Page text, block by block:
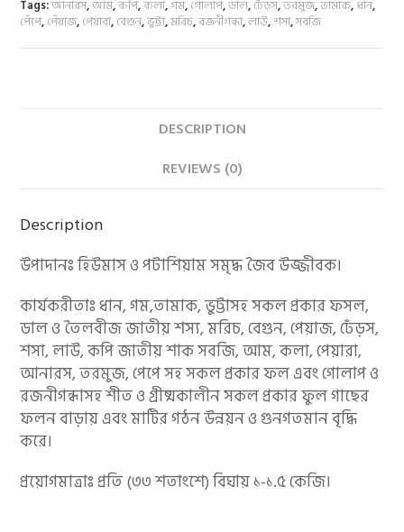
Tags:আনারস,আম,কপি,কলা,গম,গোলাপ,ডাল,ঢেঁড়স,তরমুজ,তামাক,ধান,
পেঁপে,পেঁয়াজ,পেয়ারা,বেগুন,ভুট্টা,মরিচ,রজনীগন্ধা,লাউ,শসা,সবজি
DESCRIPTION
REVIEWS (0)
Description
উপাদানঃ হিউমাস ও পটাশিয়াম সমৃদ্ধ জৈব উজ্জীবক।
কার্যকরীতাঃ ধান, গম,তামাক, ভুট্টাসহ সকল প্রকার ফসল,
ডাল ও তৈলবীজ জাতীয় শস্য, মরিচ, বেগুন, পেয়াজ, ঢেঁড়স,
শসা, লাউ, কপি জাতীয় শাক সবজি, আম, কলা, পেয়ারা,
আনারস, তরমুজ, পেপে সহ সকল প্রকার ফল এবং গোলাপ ও
রজনীগন্ধাসহ শীত ও গ্রীষ্মকালীন সকল প্রকার ফুল গাছের
ফলন বাড়ায় এবং মাটির গঠন উন্নয়ন ও গুনগতমান বৃদ্ধি
করে।
প্রয়োগমাত্রাঃ প্রতি (৩৩ শতাংশে) বিঘায় ১-১.৫ কেজি।